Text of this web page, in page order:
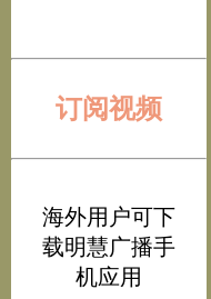
订阅视频
海外用户可下
载明慧广播手
机应用